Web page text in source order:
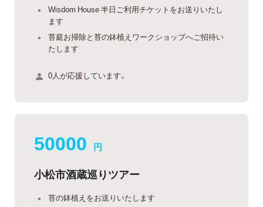
Wisdom House 半日ご利用チケットをお送りいたし
ます
苔庭お掃除と苔の鉢植えワークショップへご招待い
たします
0人が応援しています。
50000 円
小松市酒蔵巡りツアー
苔の鉢植えをお送りいたします